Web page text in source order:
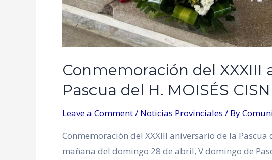
Conmemoración del XXXIII
Pascua del H. MOISÉS
Leave a Comment/ Noticias Provinciales / By
Conmemoración del XXXIII aniversario de la Pascua
mañana del domingo 28 de abril, V domingo de